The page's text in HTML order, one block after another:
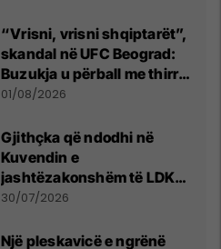
“Vrisni, vrisni shqiptarët”,
skandal në UFC Beograd:
Buzukja u përball me thirrje
anti-shqiptare nga
01/08/2026
Gjithçka që ndodhi në
Kuvendin e
jashtëzakonshëm të LDK-
së
30/07/2026
Një pleskavicë e ngrënë